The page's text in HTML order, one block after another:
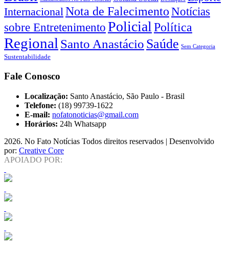
InternacionalNota de FalecimentoNotícias
sobre EntretenimentoPolicial Política
Regional Santo Anastácio Saúde Sem Categoria
Sustentabilidade
Fale Conosco
Localização: Santo Anastácio, São Paulo - Brasil
Telefone: (18) 99739-1622
E-mail: nofatonoticias@gmail.com
Horários: 24h Whatsapp
2026. No Fato Notícias Todos direitos reservados | Desenvolvido
por: Creative Core
APOIADO POR: